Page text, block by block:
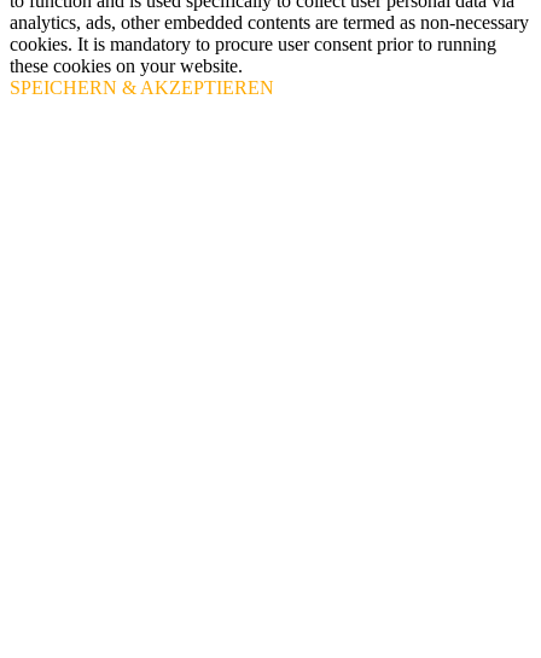
analytics, ads, other embedded contents are termed as non-necessary
cookies. It is mandatory to procure user consent prior to running
these cookies on your website.
SPEICHERN & AKZEPTIEREN